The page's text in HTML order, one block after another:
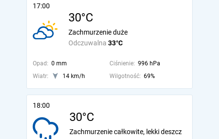
17:00
30°C
Odczuwalna 33°C
Zachmurzenie duże
Opad: 0 mm Ciśnienie: 996 hPa
Wiatr:
14 km/h Wilgotność: 69%
18:00
30°C
Zachmurzenie całkowite, lekki deszcz